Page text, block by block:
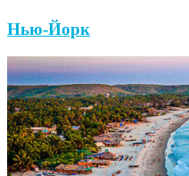
Нью-Йорк